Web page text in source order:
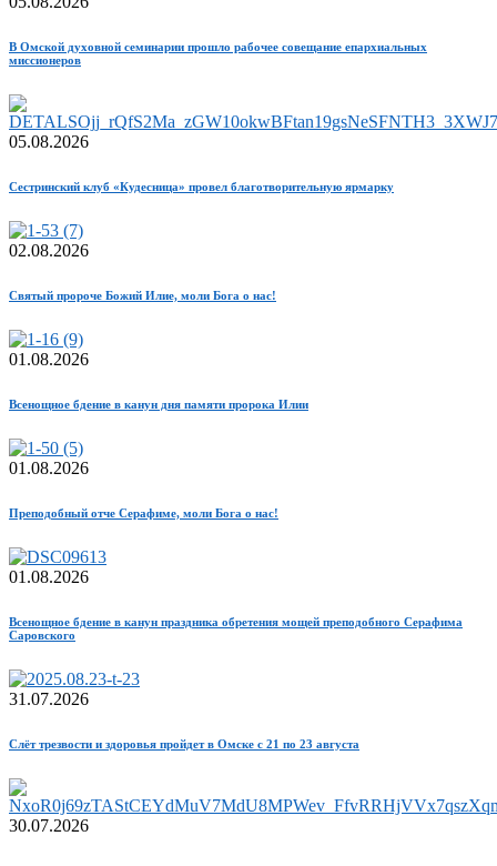
В Омской духовной семинарии прошло рабочее совещание епархиальных
миссионеров
05.08.2026
Сестринский клуб «Кудесница» провел благотворительную ярмарку
02.08.2026
Святый пророче Божий Илие, моли Бога о нас!
01.08.2026
Всенощное бдение в канун дня памяти пророка Илии
01.08.2026
Преподобный отче Серафиме, моли Бога о нас!
01.08.2026
Всенощное бдение в канун праздника обретения мощей преподобного Серафима
Саровского
31.07.2026
Слёт трезвости и здоровья пройдет в Омске с 21 по 23 августа
30.07.2026